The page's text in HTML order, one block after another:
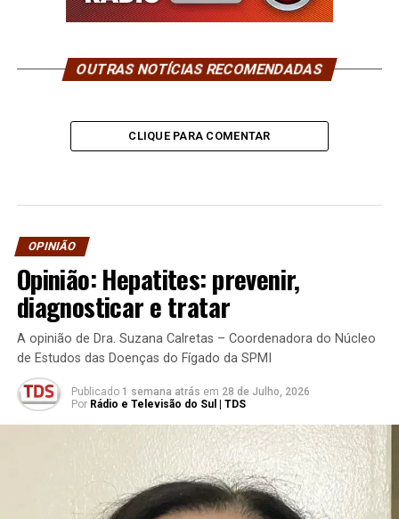
OUTRAS NOTÍCIAS RECOMENDADAS
CLIQUE PARA COMENTAR
OPINIÃO
Opinião: Hepatites: prevenir,
diagnosticar e tratar
A opinião de Dra. Suzana Calretas – Coordenadora do Núcleo
de Estudos das Doenças do Fígado da SPMI
Publicado 1 semana atrás em 28 de Julho, 2026
Por Rádio e Televisão do Sul | TDS